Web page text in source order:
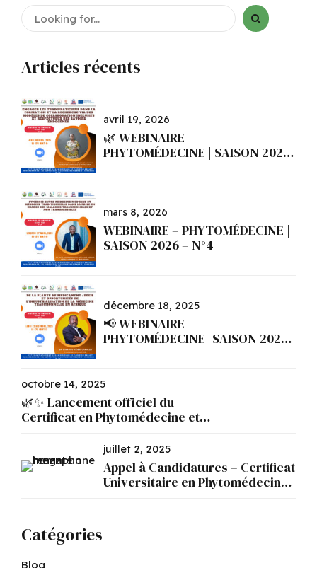
Articles récents
avril 19, 2026
🌿 WEBINAIRE –
PHYTOMÉDECINE | SAISON 2026
mars 8, 2026
WEBINAIRE – PHYTOMÉDECINE |
SAISON 2026 – N°4
décembre 18, 2025
📢 WEBINAIRE –
PHYTOMÉDECINE- SAISON 2026
octobre 14, 2025
🌿✨ Lancement officiel du
Certificat en Phytomédecine et
juillet 2, 2025
Appel à Candidatures – Certificat
Universitaire en Phytomédecine
Catégories
Blog